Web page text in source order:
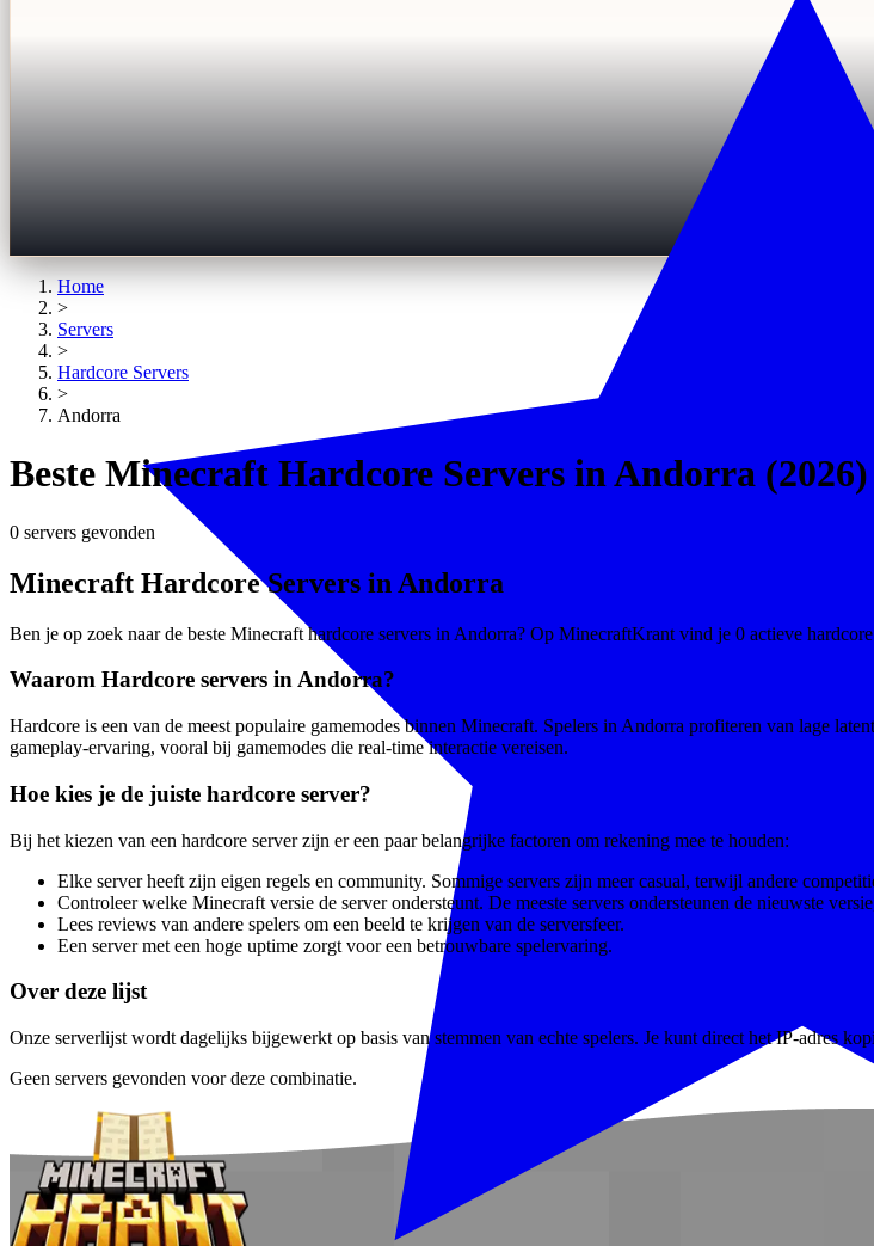
Home
>
Servers
>
Hardcore Servers
>
Andorra
Beste Minecraft Hardcore Servers in Andorra (2026)
0 servers gevonden
Minecraft Hardcore Servers in Andorra
Ben je op zoek naar de beste Minecraft hardcore servers in Andorra? Op MinecraftKrant vind je 0 actieve
Waarom Hardcore servers in Andorra?
Hardcore is een van de meest populaire gamemodes binnen Minecraft. Spelers in Andorra profiteren van lage
gameplay-ervaring, vooral bij gamemodes die real-time interactie vereisen.
Hoe kies je de juiste hardcore server?
Bij het kiezen van een hardcore server zijn er een paar belangrijke factoren om rekening mee te houden:
Elke server heeft zijn eigen regels en community. Sommige servers zijn meer casual, terwijl andere
Controleer welke Minecraft versie de server ondersteunt. De meeste servers ondersteunen de nieuwste
Lees reviews van andere spelers om een beeld te krijgen van de serversfeer.
Een server met een hoge uptime zorgt voor een betrouwbare spelervaring.
Over deze lijst
Onze serverlijst wordt dagelijks bijgewerkt op basis van stemmen van echte spelers. Je kunt direct het IP-adres
Geen servers gevonden voor deze combinatie.